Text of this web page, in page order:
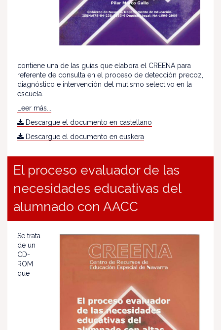
contiene una de las guías que elabora el CREENA para
referente de consulta en el proceso de detección precoz,
diagnóstico e intervención del mutismo selectivo en la
escuela.
Leer más...
Descargue el documento en castellano
Descargue el documento en euskera
El proceso evaluador de las
necesidades educativas del
alumnado con AACC
Se trata
de un
CD-
ROM
que